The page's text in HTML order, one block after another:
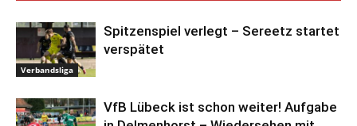
Verbandsliga
Spitzenspiel verlegt – Sereetz startet
verspätet
VfB Lübeck ist schon weiter! Aufgabe